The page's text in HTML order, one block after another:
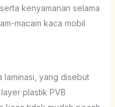
kenyamanan selama
macam kaca mobil
laminasi, yang disebut
plastik PVB